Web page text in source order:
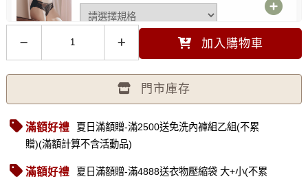
無可比擬 低腰涼感透氣三角褲
加入購物車
門市庫存
滿額好禮
夏日滿額贈-滿2500送免洗內褲組乙組(不累
贈)(滿額計算不含活動品)
滿額好禮
夏日滿額贈-滿4888送衣物壓縮袋 大+小(不累